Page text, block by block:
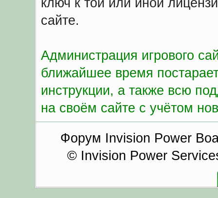
ключ к той или иной
сайте.
Администрация игрового
ближайшее время
инструкции, а также всю
на своём сайте с учётом
Форум Invision Power
© Invision Power